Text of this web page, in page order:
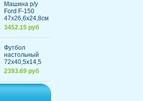
Машина р/у
Ford F-150
47х26,6х24,8см
с
аккумулятором,
4 цвета
3452.15 руб
Футбол
настольный
72х40,5х14,5
см, из
пластмассы+элементы
из металла
2393.69 руб